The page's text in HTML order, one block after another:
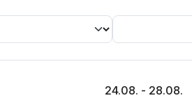
24.08. - 28.08.